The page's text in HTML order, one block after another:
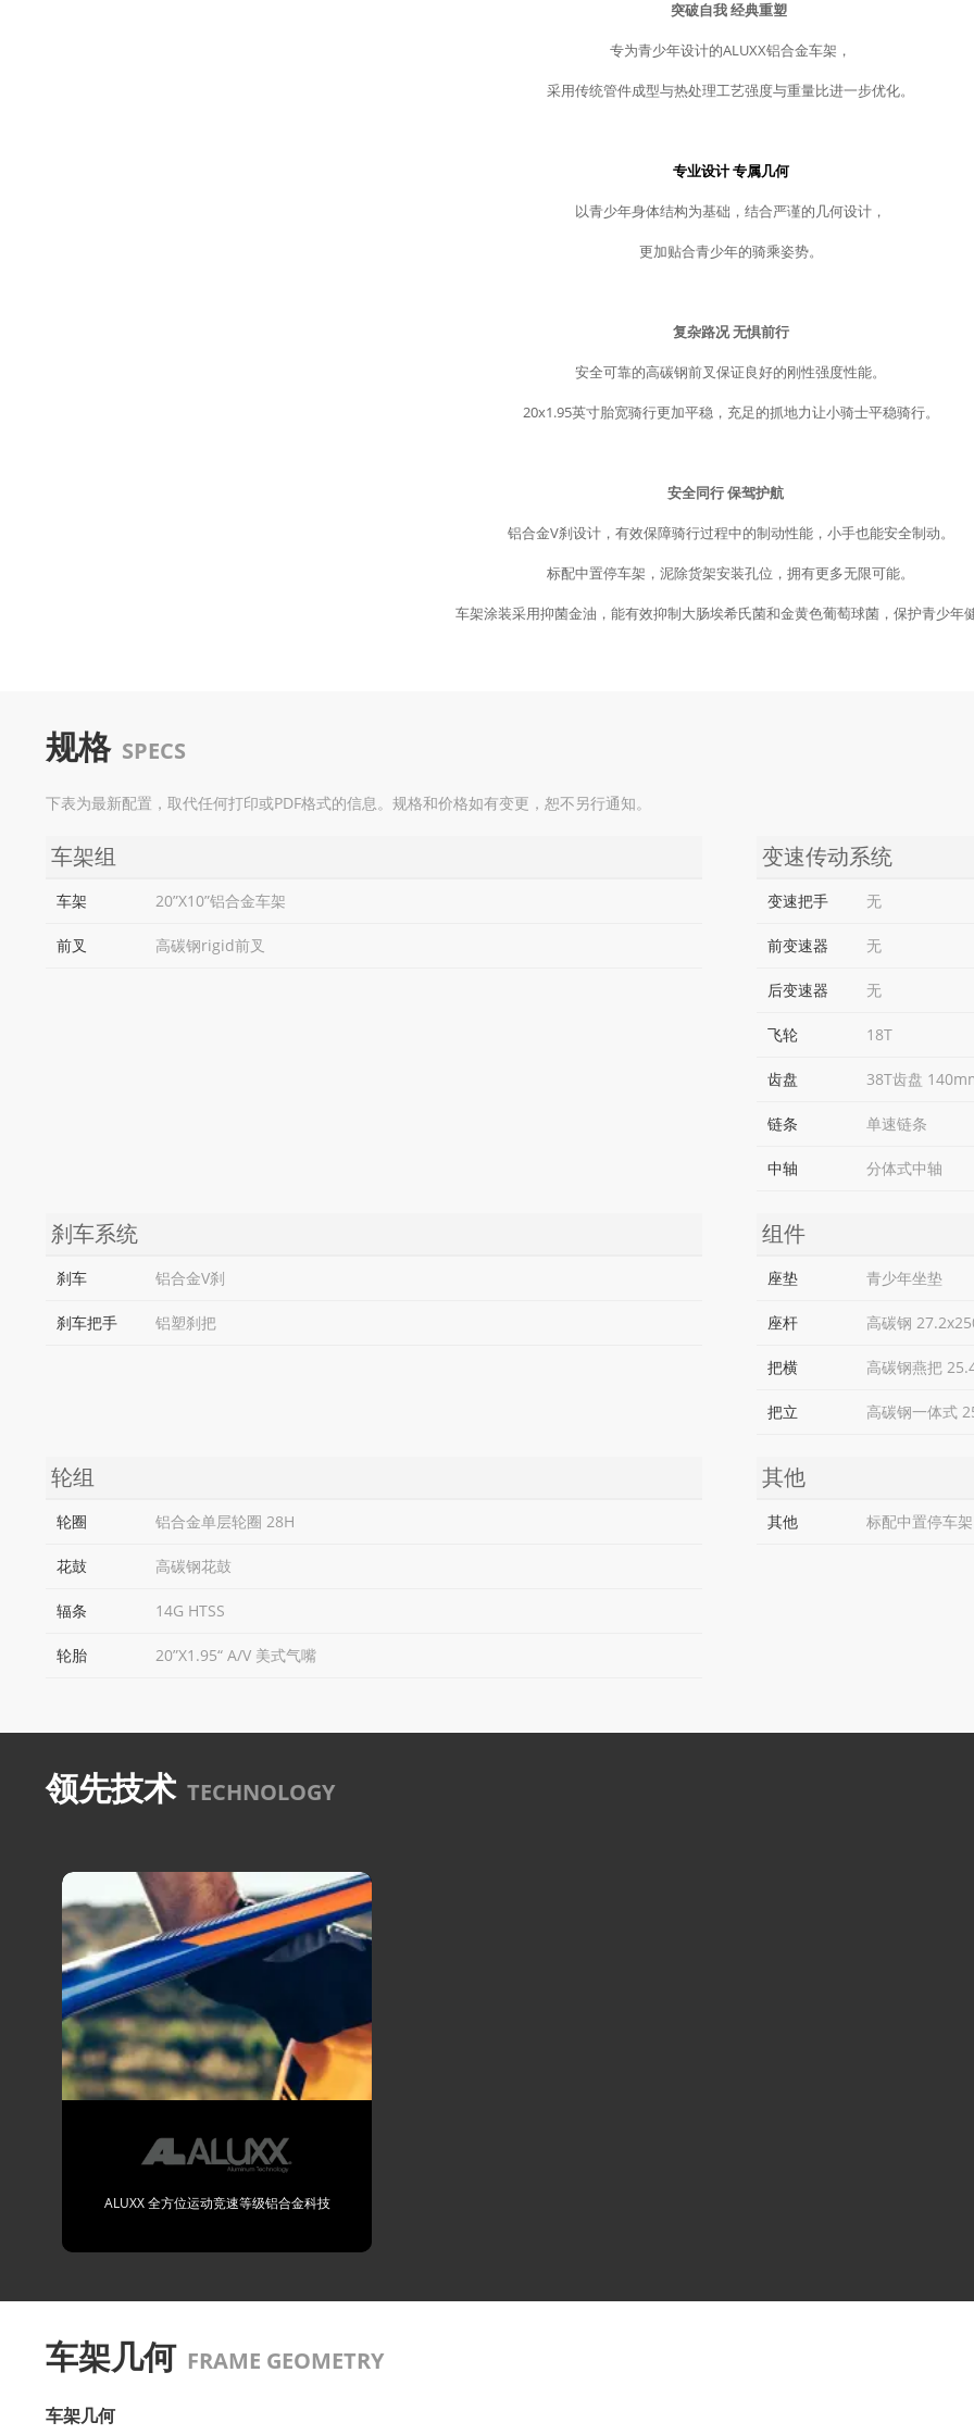
突破自我 经典重塑
专为青少年设计的ALUXX铝合金车架，
采用传统管件成型与热处理工艺强度与重量比进一步优化。
专业设计 专属几何
以青少年身体结构为基础，结合严谨的几何设计，
更加贴合青少年的骑乘姿势。
复杂路况 无惧前行
安全可靠的高碳钢前叉保证良好的刚性强度性能。
20x1.95英寸胎宽骑行更加平稳，充足的抓地力让小骑士平稳骑行。
安全同行 保驾护航
铝合金V刹设计，有效保障骑行过程中的制动性能，小手也能安全制动。
标配中置停车架，泥除货架安装孔位，拥有更多无限可能。
车架涂装采用抑菌金油，能有效抑制大肠埃希氏菌和金黄色葡萄球菌，保护青少年
规格 SPECS
下表为最新配置，取代任何打印或PDF格式的信息。规格和价格如有变更，恕不另行通知。
车架组
车架 20”X10”铝合金车架
前叉 高碳钢rigid前叉
变速传动系统
变速把手 无
前变速器 无
后变速器 无
飞轮 18T
齿盘 38T齿盘
链条 单速链条
中轴 分体式中轴
刹车系统
刹车 铝合金V刹
刹车把手 铝塑刹把
组件
座垫 青少年坐垫
座杆 高碳钢
把横 高碳钢燕把
把立 高碳钢一体式
轮组
轮圈 铝合金单层轮圈 28H
花鼓 高碳钢花鼓
辐条 14G HTSS
轮胎 20”X1.95“ A/V 美式气嘴
其他
其他 标配中置停车
领先技术 TECHNOLOGY
ALUXX 全方位运动竞速等级铝合金科技
车架几何 FRAME GEOMETRY
车架几何